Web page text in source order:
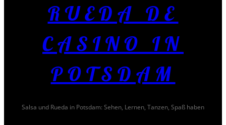
RUEDA DE
CASINO IN
POTSDAM
Salsa und Rueda in Potsdam: Sehen, Lernen, Tanzen, Spaß haben